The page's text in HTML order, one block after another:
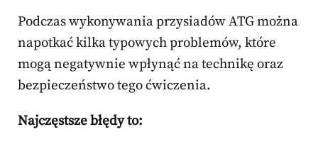
Podczas wykonywania przysiadów ATG można
napotkać kilka typowych problemów, które
mogą negatywnie wpłynąć na technikę oraz
bezpieczeństwo tego ćwiczenia.
Najczęstsze błędy to: